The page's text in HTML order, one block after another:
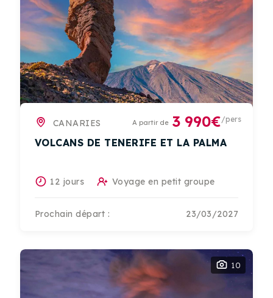
CANARIES A partir de 3 990€/pers
VOLCANS DE TENERIFE ET LA PALMA
12 jours Voyage en petit groupe
Prochain départ : 23/03/2027
10